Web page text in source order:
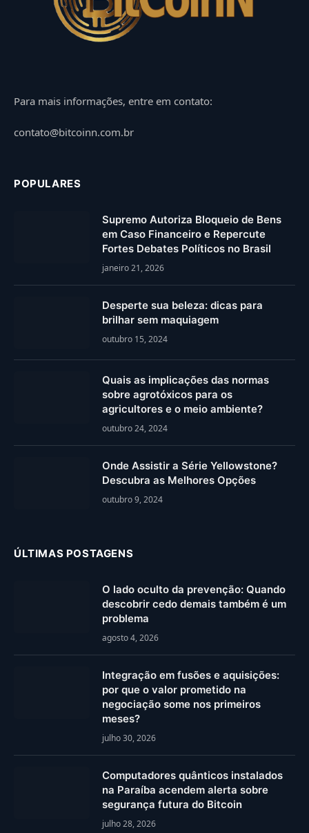
Para mais informações, entre em contato:
contato@bitcoinn.com.br
POPULARES
Supremo Autoriza Bloqueio de Bens
em Caso Financeiro e Repercute
Fortes Debates Políticos no Brasil
janeiro 21, 2026
Desperte sua beleza: dicas para
brilhar sem maquiagem
outubro 15, 2024
Quais as implicações das normas
sobre agrotóxicos para os
agricultores e o meio ambiente?
outubro 24, 2024
Onde Assistir a Série Yellowstone?
Descubra as Melhores Opções
outubro 9, 2024
ÚLTIMAS POSTAGENS
O lado oculto da prevenção: Quando
descobrir cedo demais também é um
problema
agosto 4, 2026
Integração em fusões e aquisições:
por que o valor prometido na
negociação some nos primeiros
meses?
julho 30, 2026
Computadores quânticos instalados
na Paraíba acendem alerta sobre
segurança futura do Bitcoin
julho 28, 2026